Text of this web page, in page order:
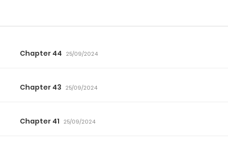
Chapter 44 25/09/2024
Chapter 43 25/09/2024
Chapter 41 25/09/2024